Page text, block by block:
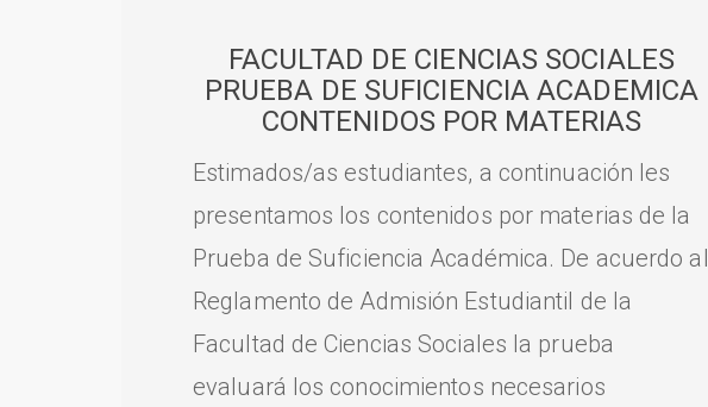
FACULTAD DE CIENCIAS SOCIALES
PRUEBA DE SUFICIENCIA ACADEMICA
CONTENIDOS POR MATERIAS
Estimados/as estudiantes, a continuación les
presentamos los contenidos por materias de la
Prueba de Suficiencia Académica. De acuerdo al
Reglamento de Admisión Estudiantil de la
Facultad de Ciencias Sociales la prueba
evaluará los conocimientos necesarios